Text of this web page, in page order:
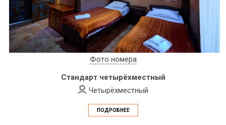
Фото номера
Стандарт четырёхместный
Четырёхместный
ПОДРОБНЕЕ